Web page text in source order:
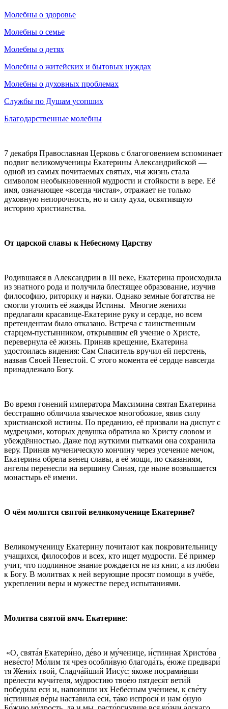
Молебны о здоровье
Молебны о семье
Молебны о детях
Молебны о житейских и бытовых нуждах
Молебны о духовных проблемах
Службы по Душам усопших
Благодарственные молебны
7 декабря Православная Церковь с благоговением вспоминает
подвиг великомученицы Екатерины Александрийской —
одной из самых почитаемых святых, чья жизнь стала
символом необыкновенной мудрости и стойкости в вере. Её
имя, означающее «всегда чистая», отражает не только
духовную непорочность, но и силу духа, освятившую
историю христианства.
От царской славы к Небесному Царству
Родившаяся в Александрии в III веке, Екатерина происходила
из знатного рода и получила блестящее образование, изучив
философию, риторику и науки. Однако земные богатства не
смогли утолить её жажды Истины. Многие женихи
предлагали красавице-Екатерине руку и сердце, но всем
претендентам было отказано. Встреча с таинственным
старцем-пустынником, открывшим ей учение о Христе,
перевернула её жизнь. Приняв крещение, Екатерина
удостоилась видения: Сам Спаситель вручил ей перстень,
назвав Своей Невестой. С этого момента её сердце навсегда
принадлежало Богу.
Во время гонений императора Максимина святая Екатерина
бесстрашно обличила языческое многобожие, явив силу
христианской истины. По преданию, её призвали на диспут с
мудрецами, которых девушка обратила ко Христу словом и
убеждённостью. Даже под жуткими пытками она сохранила
веру. Приняв мученическую кончину через усечение мечом,
Екатерина обрела венец славы, а её мощи, по сказаниям,
ангелы перенесли на вершину Синая, где ныне возвышается
монастырь её имени.
О чём молятся святой великомученице Екатерине?
Великомученицу Екатерину почитают как покровительницу
учащихся, философов и всех, кто ищет мудрости. Её пример
учит, что подлинное знание рождается не из книг, а из любви
к Богу. В молитвах к ней верующие просят помощи в учёбе,
укреплении веры и мужестве перед испытаниями.
Молитва святой вмч. Екатерине:
«О, свята́я Екатери́но, де́во и му́ченице, и́стинная Христо́ва
неве́сто! Мо́лим тя чрез особли́вую благода́ть, е́юже предвари́
тя Жени́х твой, Сладча́йший Иису́с: я́коже посрами́вши
пре́лести мучи́теля, му́дростию твое́ю пятдеся́т вети́й
победи́ла еси́ и, напои́вши их Небе́сным уче́нием, к све́ту
и́стинныя ве́ры наста́вила еси́, та́ко испроси́ и нам о́ную